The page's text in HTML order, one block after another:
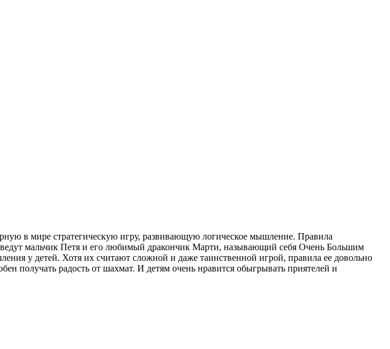
в мире стратегическую игру, развивающую логическое мышление. Правила
ведут мальчик Петя и его любимый дракончик Марти, называющий себя Очень Большим
у детей. Хотя их считают сложной и даже таинственной игрой, правила ее довольно
получать радость от шахмат. И детям очень нравится обыгрывать приятелей и